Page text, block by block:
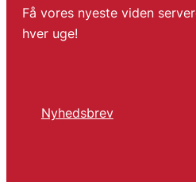
Få vores nyeste viden
hver uge!
Nyhedsbrev